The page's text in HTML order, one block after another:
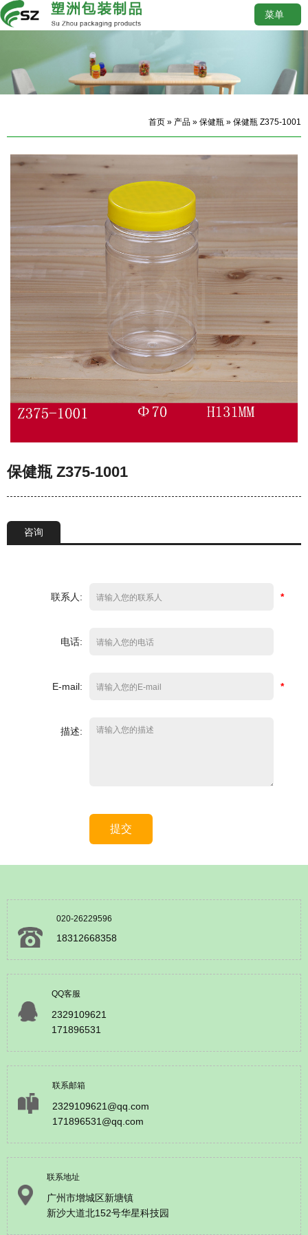
菜单
首页 » 产品 » 保健瓶 » 保健瓶 Z375-1001
保健瓶 Z375-1001
咨询
*
联系人:
电话:
*
E-mail:
描述:
提交
020-26229596
18312668358
QQ客服
2329109621
171896531
联系邮箱
2329109621@qq.com
171896531@qq.com
联系地址
广州市增城区新塘镇
新沙大道北152号华星科技园